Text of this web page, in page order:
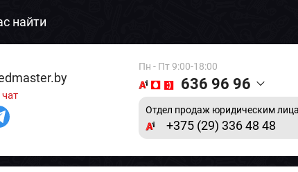
найти
Пн - Пт 9:00-18:00
636 96 96
Отдел продаж юридическим
+375 (29) 336 48 48